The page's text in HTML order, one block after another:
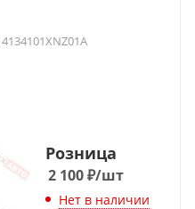
4134101XNZ01A
Розница
2 100₽/шт
Нет в наличии